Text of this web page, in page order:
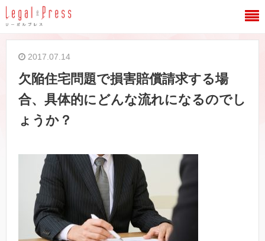
2017.07.14
欠陥住宅問題で損害賠償請求する場
合、具体的にどんな流れになるのでし
ょうか？